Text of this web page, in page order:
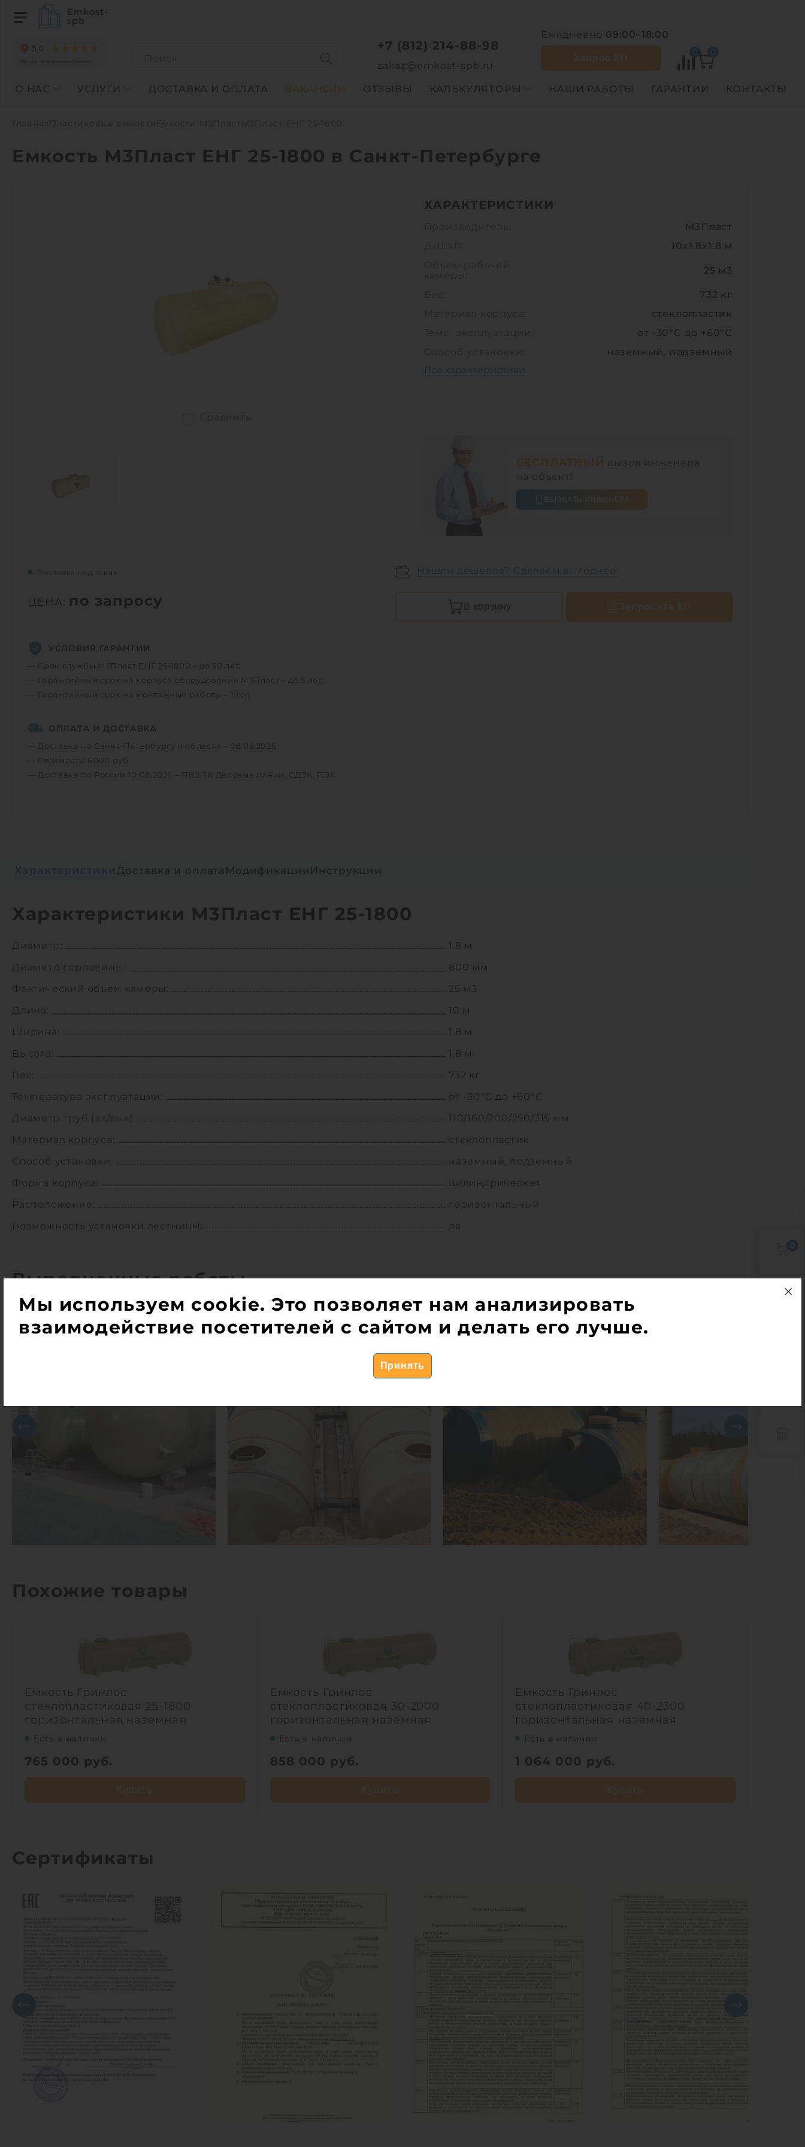
+7 (812) 214-88-98
zakaz@emkost-spb.ru
Ежедневно 09:00–18:00
О НАС УСЛУГИ ДОСТАВКА И ОПЛАТА ОТЗЫВЫ КАЛЬКУЛЯТОРЫ НАШИ РАБОТЫ ГАРАНТИИ КОНТАКТЫ
Емкость М3Пласт ЕНГ 25-1800 в Санкт-Петербурге
Поставка под заказ
ЦЕНА: по запросу В корзину
УСЛОВИЯ ГАРАНТИИ
— Срок службы М3Пласт ЕНГ 25-1800 – до 50 лет;
— Гарантийный срок на корпуса оборудования М3Пласт – до 5 лет;
— Гарантийный срок на монтажные работы – 1 год.
ОПЛАТА И ДОСТАВКА
— Доставка по Санкт-Петербургу и области – 08.08.2026
— Стоимость: 6000 руб
— Доставка по России 10.08.2026 – ПВЗ ТК Деловые линии, СДЭК, ПЭК
ХАРАКТЕРИСТИКИ
М3Пласт
10х1.8х1.8 м
25 м3
732 кг
стеклопластик
от -30°C до +60°C
наземный, подземный
Доставка и оплата Модификации Инструкции
Характеристики М3Пласт ЕНГ 25-1800
Диаметр:
1.8 м
Диаметр горловины:
800 мм
Фактический объем камеры:
25 м3
Длина:
10 м
Ширина:
1.8 м
Высота:
1.8 м
Вес:
732 кг
Температура эксплуатации:
от -30°C до +60°C
Диаметр труб (вх/вых):
110/160/200/250/315 мм
Материал корпуса:
стеклопластик
Способ установки:
наземный, подземный
Форма корпуса:
цилиндрическая
Расположение:
горизонтальный
Возможность установки лестницы:
да
Выполненные работы
Похожие товары
Емкость Гринлос
стеклопластиковая 25-1800
горизонтальная наземная
Есть в наличии
765 000 руб.
Емкость Гринлос
стеклопластиковая 30-2000
горизонтальная наземная
Есть в наличии
858 000 руб.
Емкость Гринлос
стеклопластиковая 40-2300
горизонтальная наземная
Есть в наличии
1 064 000 руб.
Сертификаты
0
Мы используем cookie. Это позволяет нам анализировать
взаимодействие посетителей с сайтом и делать его лучше.